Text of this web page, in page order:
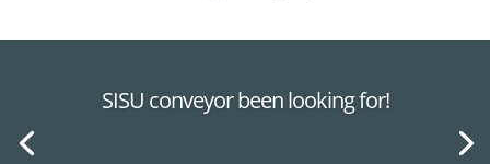
SISU conveyor been looking for!